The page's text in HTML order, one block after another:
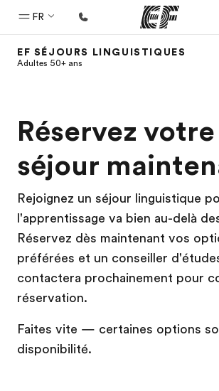
FR
Accueil
Programmes
Nos offres
Bureaux
Trouver un bureau
A propos de nous
Qui sommes-nous ?
EF recrute
Rejoignez nos équipes
EF SÉJOURS LINGUISTIQUES
Adultes 50+ ans
Réservez votre
séjour
Rejoignez un séjour linguistique
l'apprentissage va bien au-delà
Réservez dès maintenant vos
préférées et un conseiller
contactera prochainement pour
réservation.
Faites vite — certaines options
disponibilité.